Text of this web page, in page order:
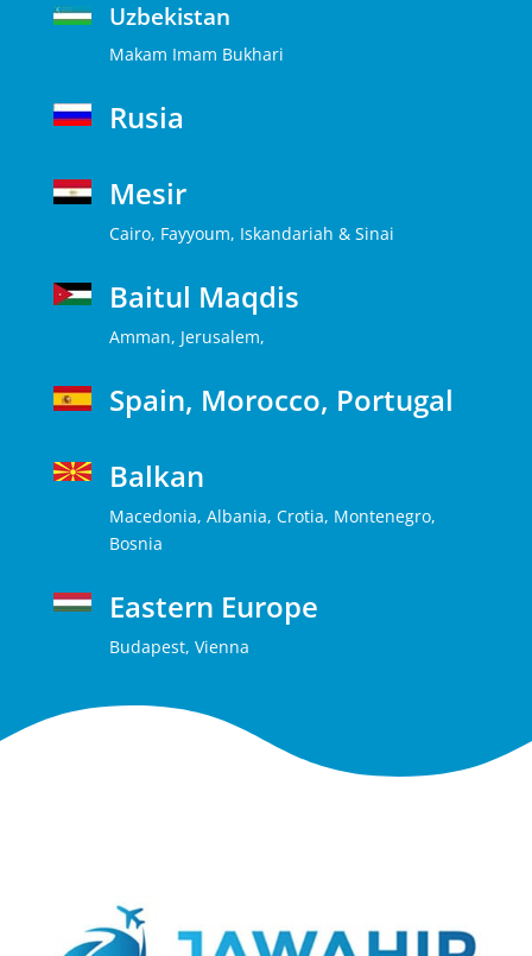
Uzbekistan
Makam Imam Bukhari
Rusia
Mesir
Cairo, Fayyoum, Iskandariah & Sinai
Baitul Maqdis
Amman, Jerusalem,
Spain, Morocco, Portugal
Balkan
Macedonia, Albania, Crotia, Montenegro,
Bosnia
Eastern Europe
Budapest, Vienna